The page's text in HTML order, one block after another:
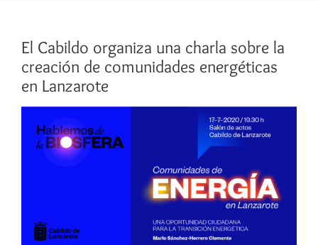
El Cabildo organiza una charla sobre la
creación de comunidades energéticas
en Lanzarote
imagen
más